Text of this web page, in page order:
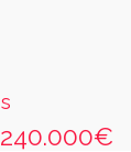
s
240.000€